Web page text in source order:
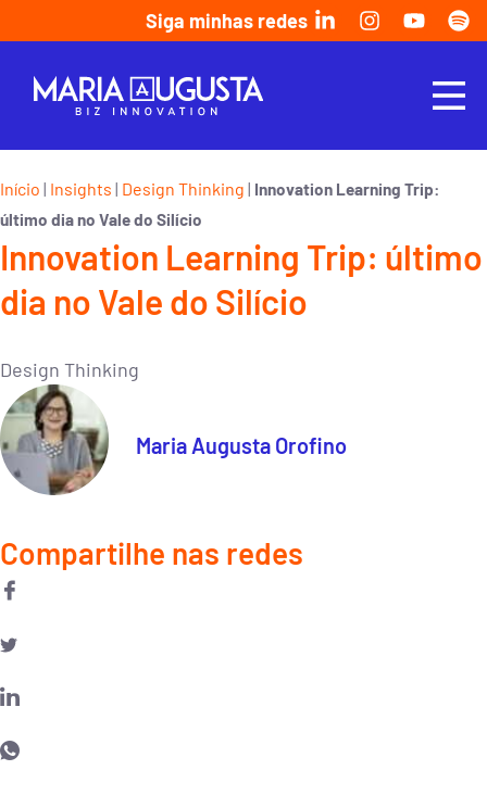
Siga minhas redes
Início | Insights | Design Thinking | Innovation Learning Trip:
último dia no Vale do Silício
Innovation Learning Trip: último
dia no Vale do Silício
Design Thinking
Maria Augusta Orofino
Compartilhe nas redes